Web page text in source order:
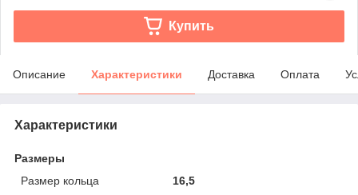
Купить
Описание Характеристики Доставка Оплата
Характеристики
Размеры
Размер кольца
16,5